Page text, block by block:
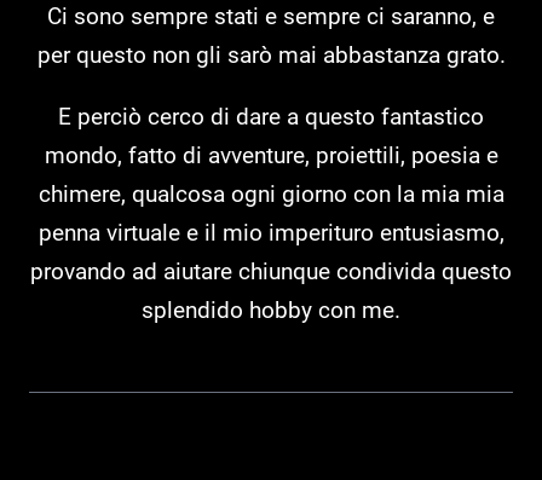
Ci sono sempre stati e sempre ci saranno, e
per questo non gli sarò mai abbastanza grato.
E perciò cerco di dare a questo fantastico
mondo, fatto di avventure, proiettili, poesia e
chimere, qualcosa ogni giorno con la mia mia
penna virtuale e il mio imperituro entusiasmo,
provando ad aiutare chiunque condivida questo
splendido hobby con me.